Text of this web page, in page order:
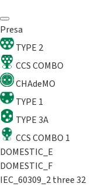
Presa
TYPE 2
CCS COMBO
CHAdeMO
TYPE 1
TYPE 3A
CCS COMBO 1
DOMESTIC_E
DOMESTIC_F
IEC_60309_2 three 32